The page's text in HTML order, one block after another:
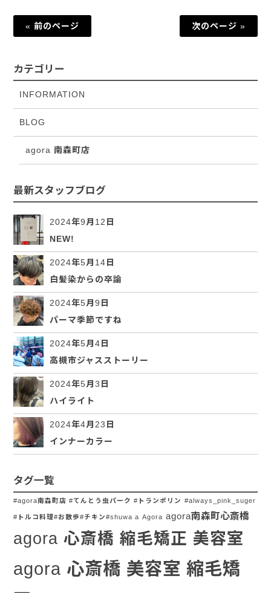
« 前のページ 次のページ »
カテゴリー
INFORMATION
BLOG
agora 南森町店
最新スタッフブログ
2024年9月12日
NEW!
2024年5月14日
白髪染からの卒論
2024年5月9日
パーマ季節ですね
2024年5月4日
高槻市ジャスストーリー
2024年5月3日
ハイライト
2024年4月23日
インナーカラー
タグ一覧
#agora南森町店 #てんとう虫パーク #トランポリン #always_pink_suger
#トルコ料理#お散歩#チキン#shuwa a Agora agora南森町心斎橋
agora 心斎橋 縮毛矯正 美容室
agora 心斎橋 美容室 縮毛矯